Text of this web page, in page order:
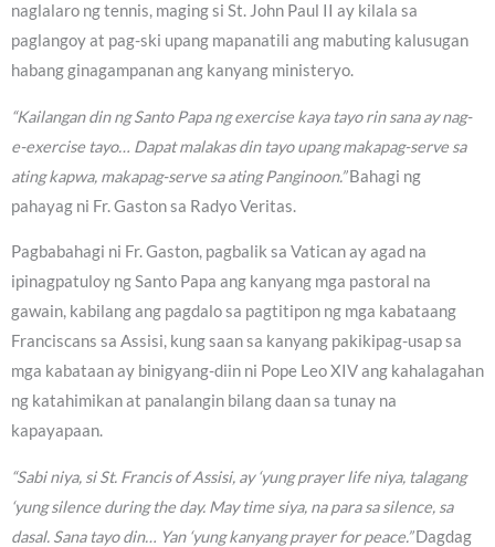
naglalaro ng tennis, maging si St. John Paul II ay kilala sa
paglangoy at pag-ski upang mapanatili ang mabuting kalusugan
habang ginagampanan ang kanyang ministeryo.
“Kailangan din ng Santo Papa ng exercise kaya tayo rin sana ay nag-
e-exercise tayo… Dapat malakas din tayo upang makapag-serve sa
ating kapwa, makapag-serve sa ating Panginoon.”Bahagi ng
pahayag ni Fr. Gaston sa Radyo Veritas.
Pagbabahagi ni Fr. Gaston, pagbalik sa Vatican ay agad na
ipinagpatuloy ng Santo Papa ang kanyang mga pastoral na
gawain, kabilang ang pagdalo sa pagtitipon ng mga kabataang
Franciscans sa Assisi, kung saan sa kanyang pakikipag-usap sa
mga kabataan ay binigyang-diin ni Pope Leo XIV ang kahalagahan
ng katahimikan at panalangin bilang daan sa tunay na
kapayapaan.
“Sabi niya, si St. Francis of Assisi, ay ‘yung prayer life niya, talagang
‘yung silence during the day. May time siya, na para sa silence, sa
dasal. Sana tayo din… Yan ‘yung kanyang prayer for peace.”Dagdag